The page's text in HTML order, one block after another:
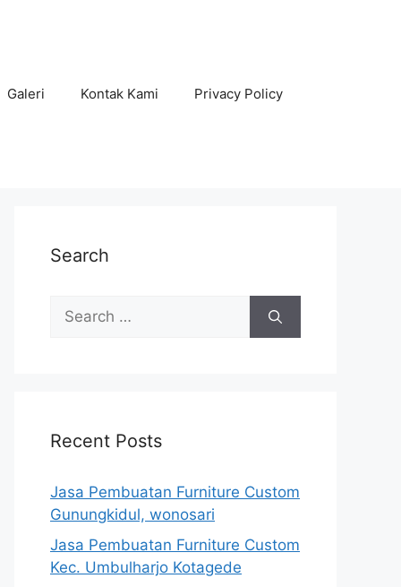
Galeri Kontak Kami Privacy Policy
Search
Search
for:
Recent Posts
Jasa Pembuatan Furniture Custom
Gunungkidul, wonosari
Jasa Pembuatan Furniture Custom
Kec. Umbulharjo Kotagede